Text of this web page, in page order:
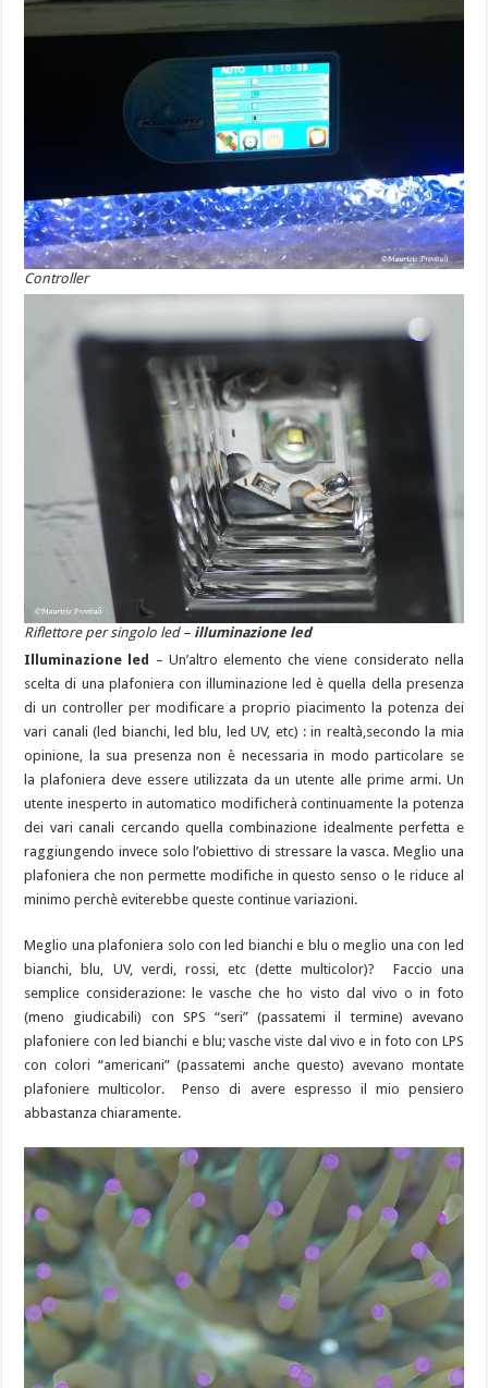
Controller
Riflettore per singolo led – illuminazione led
Illuminazione led – Un’altro elemento che viene considerato nella
scelta di una plafoniera con illuminazione led è quella della presenza
di un controller per modificare a proprio piacimento la potenza dei
vari canali (led bianchi, led blu, led UV, etc) : in realtà,secondo la mia
opinione, la sua presenza non è necessaria in modo particolare se
la plafoniera deve essere utilizzata da un utente alle prime armi. Un
utente inesperto in automatico modificherà continuamente la potenza
dei vari canali cercando quella combinazione idealmente perfetta e
raggiungendo invece solo l’obiettivo di stressare la vasca. Meglio una
plafoniera che non permette modifiche in questo senso o le riduce al
minimo perchè eviterebbe queste continue variazioni.
Meglio una plafoniera solo con led bianchi e blu o meglio una con led
bianchi, blu, UV, verdi, rossi, etc (dette multicolor)? Faccio una
semplice considerazione: le vasche che ho visto dal vivo o in foto
(meno giudicabili) con SPS “seri” (passatemi il termine) avevano
plafoniere con led bianchi e blu; vasche viste dal vivo e in foto con LPS
con colori “americani” (passatemi anche questo) avevano montate
plafoniere multicolor. Penso di avere espresso il mio pensiero
abbastanza chiaramente.